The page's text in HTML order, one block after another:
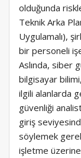
olduğunda
Teknik Arka
Uygulamalı),
bir personeli
Aslında, siber
bilgisayar
ilgili alanlarda
güvenliği
giriş
söylemek
işletme